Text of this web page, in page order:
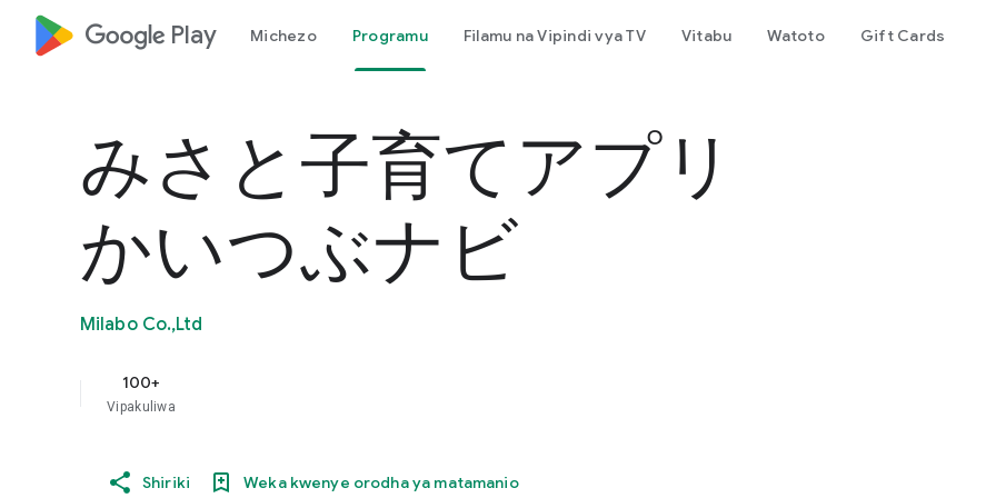
google_logo Play Michezo Programu Filamu na Vipindi vya TV Vitabu Watoto Gift Cards
みさと子育てアプリ
かいつぶナビ
Milabo Co.,Ltd
100+
Vipakuliwa
Shiriki Weka kwenye orodha ya matamanio